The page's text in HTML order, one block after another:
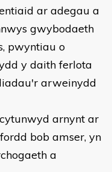
ar adegau a
gwybodaeth
pwyntiau o
y daith ferlota
arweinydd
arnynt ar
bob amser, yn
a